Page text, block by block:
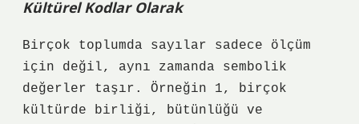
Kültürel Kodlar Olarak
Birçok toplumda sayılar sadece ölçüm
için değil, aynı zamanda sembolik
değerler taşır. Örneğin 1, birçok
kültürde birliği, bütünlüğü ve